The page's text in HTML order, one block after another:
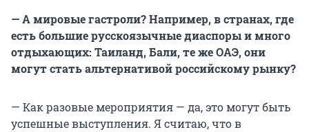
— А мировые гастроли? Например, в странах, где
есть большие русскоязычные диаспоры и много
отдыхающих: Таиланд, Бали, те же ОАЭ, они
могут стать альтернативой российскому рынку?
— Как разовые мероприятия — да, это могут быть
успешные выступления. Я считаю, что в